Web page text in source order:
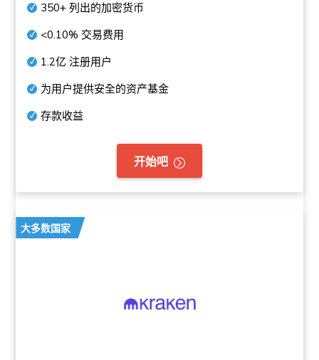
350+ 列出的加密货币
<0.10% 交易费用
1.2亿 注册用户
为用户提供安全的资产基金
存款收益
开始吧
大多数国家